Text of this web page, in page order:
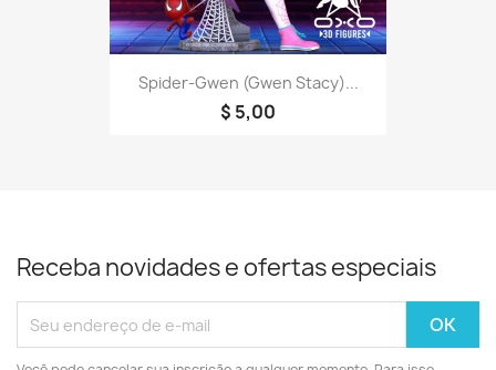
Spider-Gwen (Gwen Stacy)...
$ 5,00
Receba novidades e ofertas especiais